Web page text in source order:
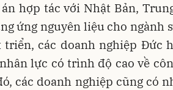
hợp tác với Nhật Bản,
ứng nguyên liệu cho ngành
triển, các doanh nghiệp Đức
lực có trình độ cao về
các doanh nghiệp cũng có